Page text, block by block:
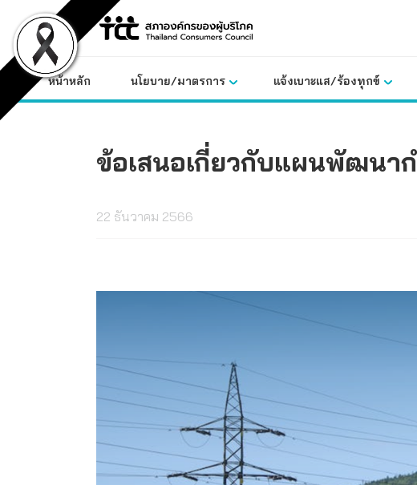
content
หน้าหลัก นโยบาย/มาตรการ แจ้งเบาะแส/ร้องทุกข์
ข้อเสนอเกี่ยวกับแผนพัฒนา
22 ธันวาคม 2566